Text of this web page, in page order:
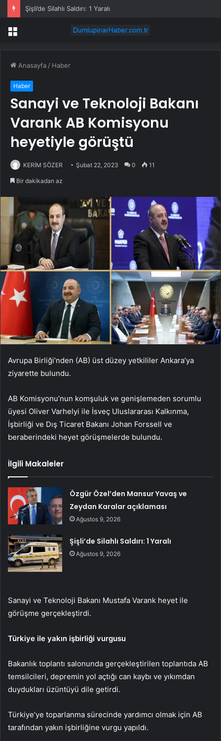
Şişli’de Silahlı Saldırı: 1 Yaralı
Menü
Anasayfa / Haber
Haber
Sanayi ve Teknoloji Bakanı
Varank AB Komisyonu
heyetiyle görüştü
KERİM SÖZER Şubat 22, 2023 0 11
Bir dakikadan az
Avrupa Birliği’nden (AB) üst düzey yetkililer Ankara’ya
ziyarette bulundu.
AB Komisyonu’nun komşuluk ve genişlemeden sorumlu
üyesi Oliver Varhelyi ile İsveç Uluslararası Kalkınma,
İşbirliği ve Dış Ticaret Bakanı Johan Forssell ve
beraberindeki heyet görüşmelerde bulundu.
İlgili Makaleler
Özgür Özel’den Mansur Yavaş ve
Zeydan Karalar açıklaması
Ağustos 9, 2026
Şişli’de Silahlı Saldırı: 1 Yaralı
Ağustos 9, 2026
Sanayi ve Teknoloji Bakanı Mustafa Varank heyet ile
görüşme gerçekleştirdi.
Türkiye ile yakın işbirliği vurgusu
Bakanlık toplantı salonunda gerçekleştirilen toplantıda AB
temsilcileri, depremin yol açtığı can kaybı ve yıkımdan
duydukları üzüntüyü dile getirdi.
Türkiye’ye toparlanma sürecinde yardımcı olmak için AB
tarafından yakın işbirliğine vurgu yapıldı.